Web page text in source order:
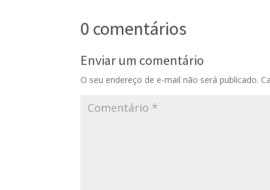
0 comentários
Enviar um comentário
O seu endereço de e-mail não será publicado.